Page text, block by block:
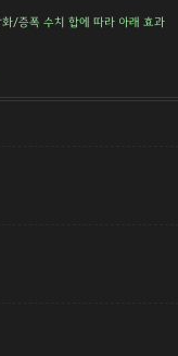
/증폭 수치 합에 따라 아래 효과